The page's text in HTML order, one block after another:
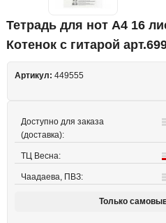
Тетрадь для нот А4 16
Котенок с гитарой
Артикул: 449555
Доступно для заказа
(доставка):
ТЦ Весна:
Чаадаева, ПВЗ:
Только